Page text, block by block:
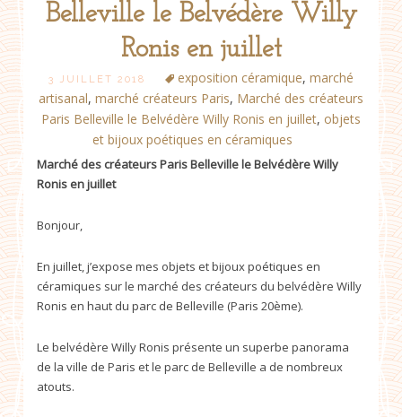
Belleville le Belvédère Willy
Ronis en juillet
3 JUILLET 2018 exposition céramique, marché
artisanal, marché créateurs Paris, Marché des créateurs
Paris Belleville le Belvédère Willy Ronis en juillet, objets
et bijoux poétiques en céramiques
Marché des créateurs Paris Belleville le Belvédère Willy
Ronis en juillet
Bonjour,
En juillet, j’expose mes objets et bijoux poétiques en
céramiques sur le marché des créateurs du belvédère Willy
Ronis en haut du parc de Belleville (Paris 20ème).
Le belvédère Willy Ronis présente un superbe panorama
de la ville de Paris et le parc de Belleville a de nombreux
atouts.